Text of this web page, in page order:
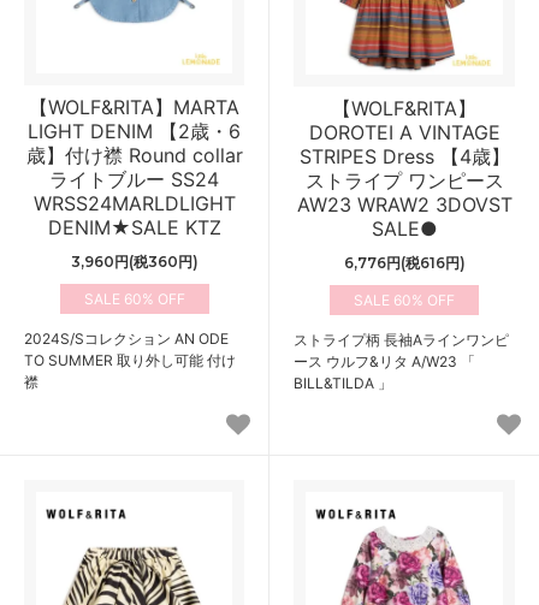
【WOLF&RITA】MARTA
LIGHT DENIM 【2歳・6
歳】付け襟 Round collar
ライトブルー SS24
WRSS24MARLDLIGHT
DENIM★SALE KTZ
3,960円(税360円)
60%
2024S/Sコレクション AN ODE
TO SUMMER 取り外し可能 付け
襟
【WOLF&RITA】
DOROTEI A VINTAGE
STRIPES Dress 【4歳】
ストライプ ワンピース
AW23 WRAW2 3DOVST
SALE●
6,776円(税616円)
60%
ストライプ柄 長袖Aラインワンピ
ース ウルフ&リタ A/W23 「
BILL&TILDA 」